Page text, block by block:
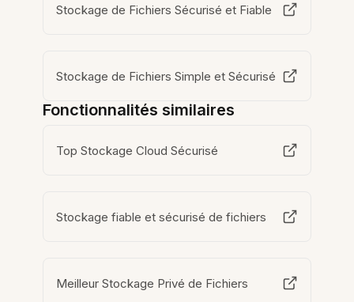
Stockage de Fichiers Sécurisé et Fiable
Stockage de Fichiers Simple et Sécurisé
Fonctionnalités similaires
Top Stockage Cloud Sécurisé
Stockage fiable et sécurisé de fichiers
Meilleur Stockage Privé de Fichiers